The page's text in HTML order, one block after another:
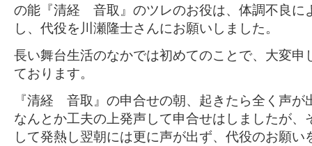
の能『清経 音取』のツレのお役は、体調不良に
し、代役を川瀬隆士さんにお願いしました。
長い舞台生活のなかでは初めてのことで、大変申
ております。
『清経 音取』の申合せの朝、起きたら全く声が
なんとか工夫の上発声して申合せはしましたが、
して発熱し翌朝には更に声が出ず、代役のお願い